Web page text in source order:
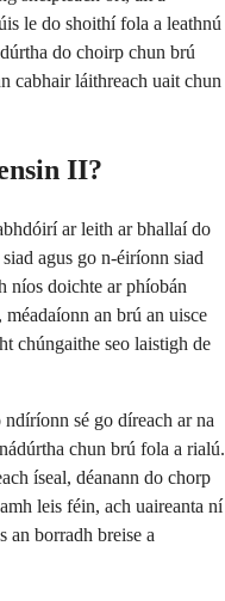
le do shoithí fola a leathnú
do choirp chun brú
cabhair láithreach uait chun
II?
ar leith ar bhallaí do
agus go n-éiríonn siad
níos doichte ar phíobán
an brú an uisce
chúngaithe seo laistigh de
sé go díreach ar na
chun brú fola a rialú.
íseal, déanann do chorp
leis féin, ach uaireanta ní
an borradh breise a